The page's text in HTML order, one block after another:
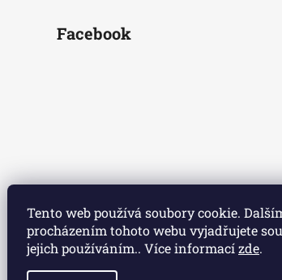
Tento web používá soubory cookie.
procházením tohoto webu vyjadřujete
jejich používáním.. Více informacízde.
Facebook